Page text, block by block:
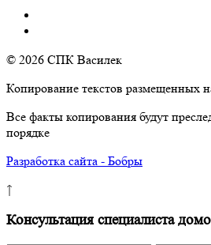
© 2026 СПК Василек
Копирование текстов размещенных
Все факты копирования будут
порядке
Разработка сайта - Бобры
↑
Консультация специалиста